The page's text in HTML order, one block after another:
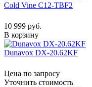
Cold Vine C12-TBF2
10 999 руб.
В корзину
Dunavox DX-20.62KF
Цена по запросу
Уточнить стоимость